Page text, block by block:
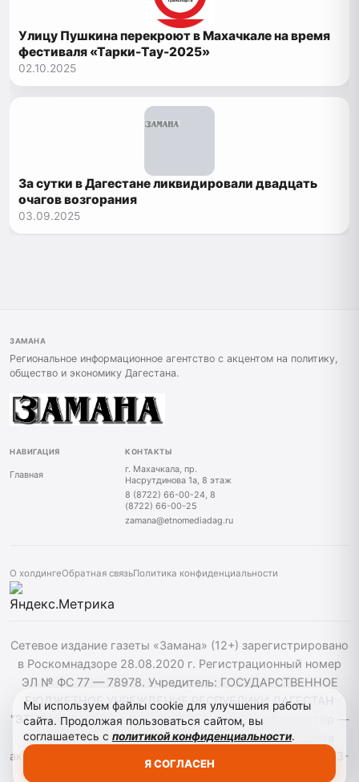
Улицу Пушкина перекроют в Махачкале на время
фестиваля «Тарки-Тау-2025»
02.10.2025
За сутки в Дагестане ликвидировали двадцать
очагов возгорания
03.09.2025
ЗАМАНА
Региональное информационное агентство с акцентом на политику,
общество и экономику Дагестана.
НАВИГАЦИЯ
Главная
КОНТАКТЫ
г. Махачкала, пр.
Насрутдинова 1а, 8 этаж
8 (8722) 66-00-24, 8
(8722) 66-00-25
zamana@etnomediadag.ru
О холдингеОбратная связьПолитика конфиденциальности
Сетевое издание газеты «Замана» (12+) зарегистрировано
в Роскомнадзоре 28.08.2020 г. Регистрационный номер
ЭЛ № ФС 77 — 78978. Учредитель: ГОСУДАРСТВЕННОЕ
БЮДЖЕТНОЕ УЧРЕЖДЕНИЕ РЕСПУБЛИКИ ДАГЕСТАН
"ЭТНОМЕДИАХОЛДИНГ "ДАГЕСТАН". Главный редактор —
Багомедов Р.Р. При использовании материалов сайта
активная гиперссылка на zamana.info обязательна. ©️ 2013-
Мы используем файлы cookie для улучшения работы
сайта. Продолжая пользоваться сайтом, вы
соглашаетесь с политикой конфиденциальности.
Я СОГЛАСЕН